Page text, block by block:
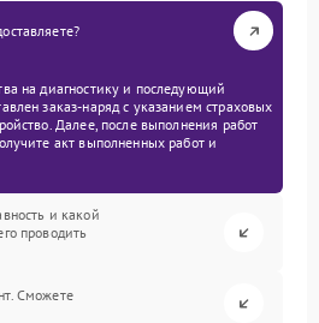
на диагностику и последующий
заказ-наряд с указанием страховых
Далее, после выполнения работ
акт выполненных работ и
и какой
проводить
Сможете